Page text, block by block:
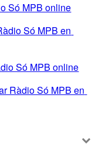
Só MPB online
Só MPB en
Só MPB online
Ràdio Só MPB en